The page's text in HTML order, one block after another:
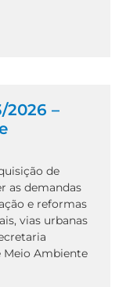
2026 –
de
as demandas
e reformas
vias urbanas
Meio Ambiente